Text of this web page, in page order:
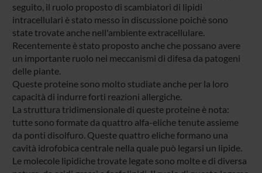
seguito, il ruolo proposto di scambiatori di lipidi
intracellulari è stato messo in discussione poichè sono
state trovate anche nell'ambiente extracellulare.
Recentemente è stato proposto anche che possano avere
un importante ruolo nei meccanismi di difesa da patogeni
delle piante.
Queste proteine sono molto studiate anche per la loro
capacità di indurre forti reazioni allergiche.
La struttura tridimensionale di queste proteine è nota:
tutte sono formate da quattro alfa-eliche tenute assieme
da ponti disolfuro. Queste quattro eliche formano una
cavità idrofobica centrale nella quale può legarsi un lipide.
Le molecole lipidiche trovate legate sono molte e di diversa